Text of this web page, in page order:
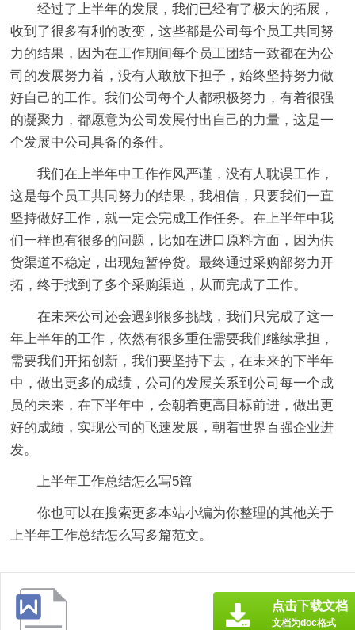
经过了上半年的发展，我们已经有了极大的拓展，
收到了很多有利的改变，这些都是公司每个员工共同努
力的结果，因为在工作期间每个员工团结一致都在为公
司的发展努力着，没有人敢放下担子，始终坚持努力做
好自己的工作。我们公司每个人都积极努力，有着很强
的凝聚力，都愿意为公司发展付出自己的力量，这是一
个发展中公司具备的条件。
我们在上半年中工作作风严谨，没有人耽误工作，
这是每个员工共同努力的结果，我相信，只要我们一直
坚持做好工作，就一定会完成工作任务。在上半年中我
们一样也有很多的问题，比如在进口原料方面，因为供
货渠道不稳定，出现短暂停货。最终通过采购部努力开
拓，终于找到了多个采购渠道，从而完成了工作。
在未来公司还会遇到很多挑战，我们只完成了这一
年上半年的工作，依然有很多重任需要我们继续承担，
需要我们开拓创新，我们要坚持下去，在未来的下半年
中，做出更多的成绩，公司的发展关系到公司每一个成
员的未来，在下半年中，会朝着更高目标前进，做出更
好的成绩，实现公司的飞速发展，朝着世界百强企业进
发。
上半年工作总结怎么写5篇
你也可以在搜索更多本站小编为你整理的其他关于
上半年工作总结怎么写多篇范文。
点击下载文档
文档为doc格式